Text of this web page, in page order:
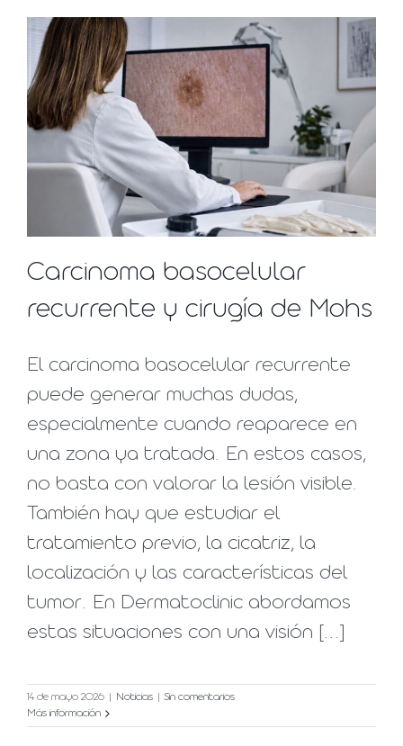
Carcinoma basocelular
recurrente y cirugía de Mohs
El carcinoma basocelular recurrente
puede generar muchas dudas,
especialmente cuando reaparece en
una zona ya tratada. En estos casos,
no basta con valorar la lesión visible.
También hay que estudiar el
tratamiento previo, la cicatriz, la
localización y las características del
tumor. En Dermatoclinic abordamos
estas situaciones con una visión [...]
14 de mayo 2026 Noticias
Sin comentarios
Más información